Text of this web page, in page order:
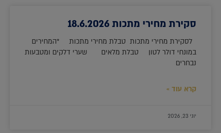
סקירת מחירי מתכות 18.6.2026
לסקירת מחירי מתכות טבלת מחירי מתכות *המחירים
במונחי דולר לטון טבלת מלאים שערי דלקים ומטבעות
נבחרים
קרא עוד »
יוני 23, 2026